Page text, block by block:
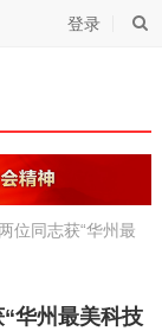
登录
位同志获“华州最
华州最美科技